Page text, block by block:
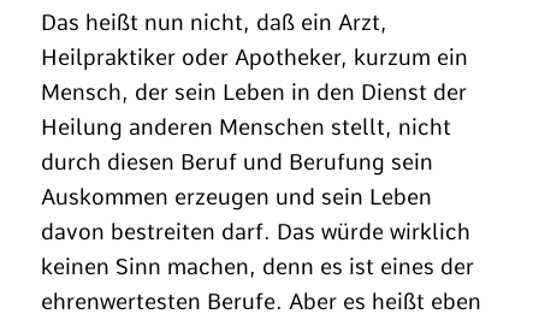
Das heißt nun nicht, daß ein Arzt,
Heilpraktiker oder Apotheker, kurzum ein
Mensch, der sein Leben in den Dienst der
Heilung anderen Menschen stellt, nicht
durch diesen Beruf und Berufung sein
Auskommen erzeugen und sein Leben
davon bestreiten darf. Das würde wirklich
keinen Sinn machen, denn es ist eines der
ehrenwertesten Berufe. Aber es heißt eben